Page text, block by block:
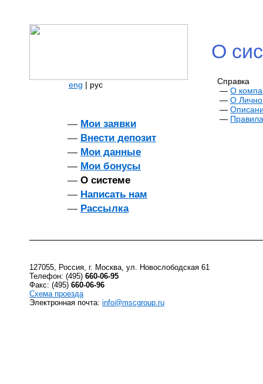
eng | рус
— Мои заявки
— Внести депозит
— Мои данные
— Мои бонусы
— О системе
— Написать нам
— Рассылка
О
Справка
— О
— О
—
—
127055, Россия, г. Москва, ул. Новослободская 61
Телефон: (495) 660-06-95
Факс: (495) 660-06-96
Схема проезда
Электронная почта: info@mscgroup.ru